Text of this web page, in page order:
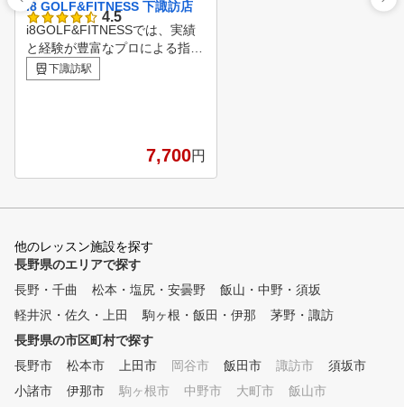
i8 GOLF&FITNESS 下諏訪店
4.5
i8GOLF&FITNESSでは、実績
と経験が豊富なプロによる指導
で、あなたのゴルフをサポート
させていただきます！ 低価格
さらに、最新シミュレーション
分析。 見つけた課題と解決策
も可能です。 「ゴルフを始め
たい」「スイングを安定させた
い」「飛距離を伸ばしたい」
そんな方はぜひi8GOLF&FITNE
SSのプランを体験してくださ
い！
下諏訪駅
7,700円
他のレッスン施設を探す
長野県のエリアで探す
長野・千曲
松本・塩尻・安曇野
飯山・中野・須坂
軽井沢・佐久・上田
駒ヶ根・飯田・伊那
茅野・諏訪
長野県の市区町村で探す
長野市
松本市 上田市 岡谷市 飯田市 諏訪市
須坂市
小諸市
伊那市 駒ヶ根市 中野市 大町市
飯山市